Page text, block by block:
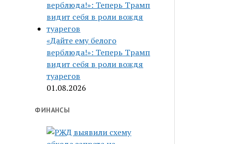
«Дайте ему белого
верблюда!»: Теперь Трамп
видит себя в роли вождя
туарегов
01.08.2026
ФИНАНСЫ